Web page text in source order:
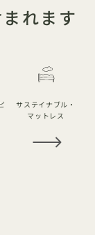
れます
サステイナブル・
マットレス